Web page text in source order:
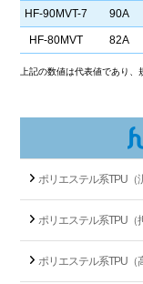
HF-90MVT-7 90A
HF-80MVT 82A
上記の数値は代表値であり
ポリエステル系TPU（
ポリエステル系TPU（
ポリエステル系TPU（